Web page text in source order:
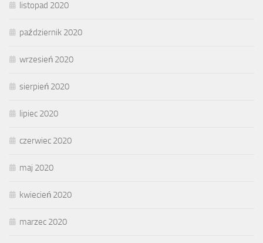
listopad 2020
październik 2020
wrzesień 2020
sierpień 2020
lipiec 2020
czerwiec 2020
maj 2020
kwiecień 2020
marzec 2020